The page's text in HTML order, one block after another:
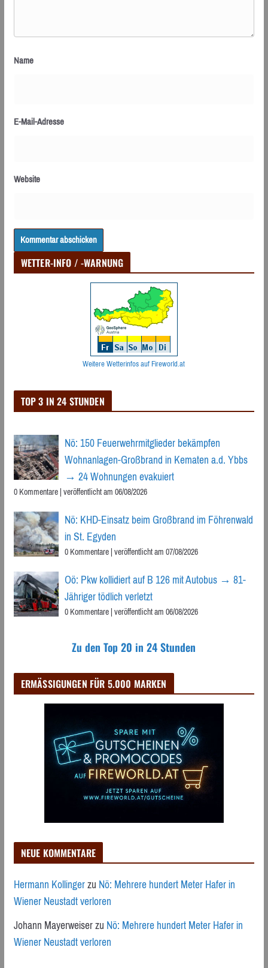
Name
E-Mail-Adresse
Website
WETTER-INFO / -WARNUNG
Weitere Wetterinfos auf Fireworld.at
TOP 3 IN 24 STUNDEN
Nö: 150 Feuerwehrmitglieder bekämpfen
Wohnanlagen-Großbrand in Kematen a.d. Ybbs
→ 24 Wohnungen evakuiert
0 Kommentare|veröffentlicht am 06/08/2026
Nö: KHD-Einsatz beim Großbrand im Föhrenwald
in St. Egyden
0 Kommentare|veröffentlicht am 07/08/2026
Oö: Pkw kollidiert auf B 126 mit Autobus → 81-
Jähriger tödlich verletzt
0 Kommentare|veröffentlicht am 06/08/2026
Zu den Top 20 in 24 Stunden
ERMÄSSIGUNGEN FÜR 5.000 MARKEN
NEUE KOMMENTARE
Hermann KollingerzuNö: Mehrere hundert Meter Hafer in
Wiener Neustadt verloren
Johann MayerweiserzuNö: Mehrere hundert Meter Hafer in
Wiener Neustadt verloren